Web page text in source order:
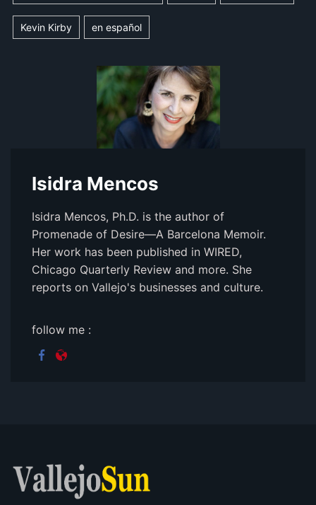
Kevin Kirby en español
Isidra Mencos
Isidra Mencos, Ph.D. is the author of
Promenade of Desire—A Barcelona Memoir.
Her work has been published in WIRED,
Chicago Quarterly Review and more. She
reports on Vallejo's businesses and culture.
follow me :